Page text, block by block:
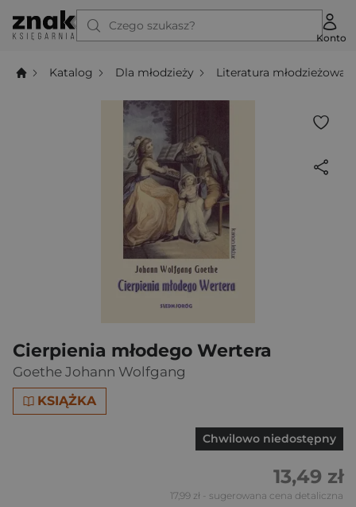
Czego szukasz?
Konto
Katalog Dla młodzieży Literatura młodzieżowa
Cierpienia młodego Wertera
Goethe Johann Wolfgang
KSIĄŻKA
Chwilowo niedostępny
13,49 zł
17,99 zł - sugerowana cena detaliczna